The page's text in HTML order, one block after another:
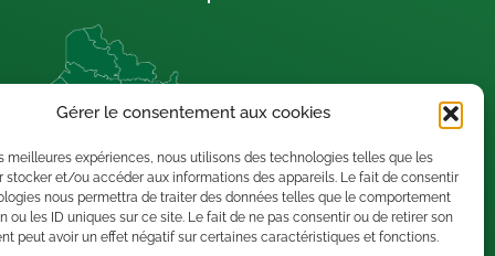
Gérer le consentement aux cookies
meilleures expériences, nous utilisons des technologies telles que les
stocker et/ou accéder aux informations des appareils. Le fait de consentir
nous permettra de traiter des données telles que le comportement
ou les ID uniques sur ce site. Le fait de ne pas consentir ou de retirer son
peut avoir un effet négatif sur certaines caractéristiques et fonctions.